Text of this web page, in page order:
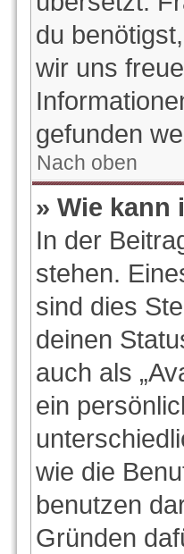
du
wir uns
gefunden
Nach oben
» Wie kann
In der
stehen.
sind dies
deinen
auch als
ein
wie die
benutzen
Gründen